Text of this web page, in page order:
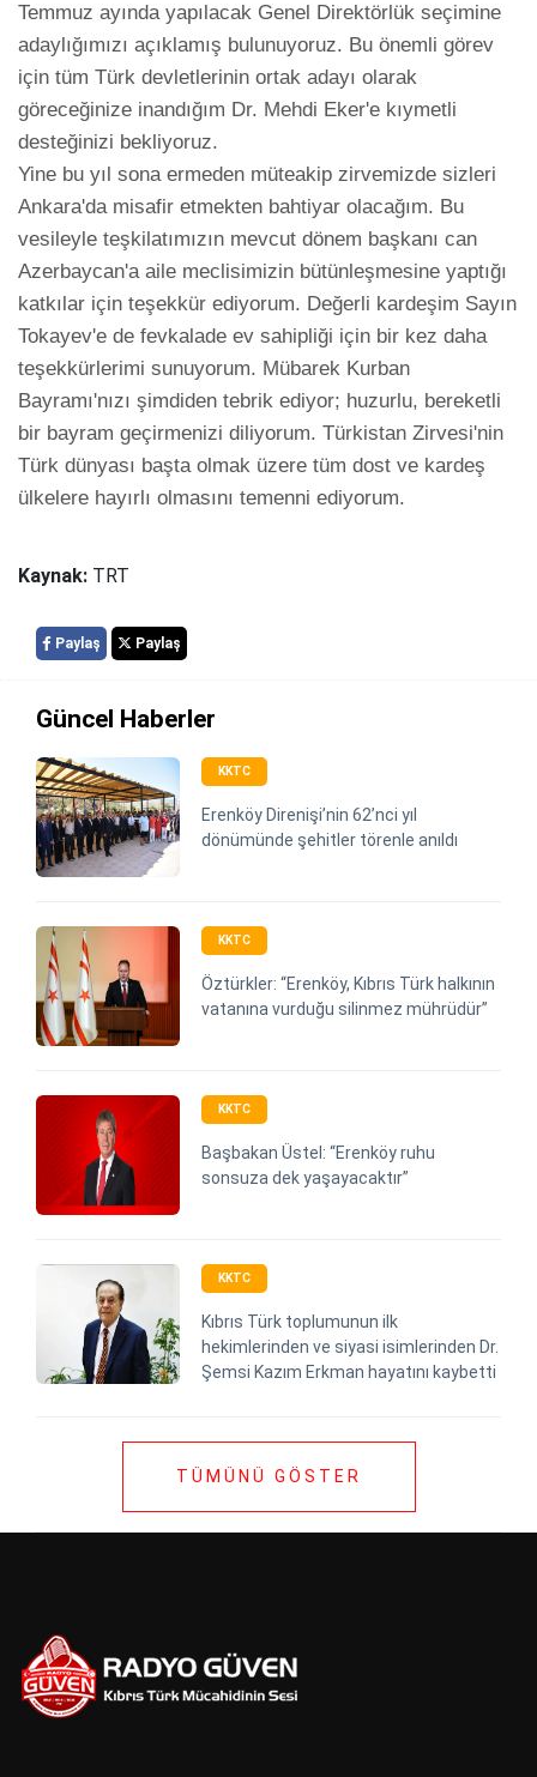
Temmuz ayında yapılacak Genel Direktörlük seçimine
adaylığımızı açıklamış bulunuyoruz. Bu önemli görev
için tüm Türk devletlerinin ortak adayı olarak
göreceğinize inandığım Dr. Mehdi Eker'e kıymetli
desteğinizi bekliyoruz.
Yine bu yıl sona ermeden müteakip zirvemizde sizleri
Ankara'da misafir etmekten bahtiyar olacağım. Bu
vesileyle teşkilatımızın mevcut dönem başkanı can
Azerbaycan'a aile meclisimizin bütünleşmesine yaptığı
katkılar için teşekkür ediyorum. Değerli kardeşim Sayın
Tokayev'e de fevkalade ev sahipliği için bir kez daha
teşekkürlerimi sunuyorum. Mübarek Kurban
Bayramı'nızı şimdiden tebrik ediyor; huzurlu, bereketli
bir bayram geçirmenizi diliyorum. Türkistan Zirvesi'nin
Türk dünyası başta olmak üzere tüm dost ve kardeş
Kaynak: TRT
Paylaş Paylaş
Güncel Haberler
KKTC
Erenköy Direnişi’nin 62’nci yıl
dönümünde şehitler törenle anıldı
KKTC
Öztürkler: “Erenköy, Kıbrıs Türk halkının
vatanına vurduğu silinmez mührüdür”
KKTC
Başbakan Üstel: “Erenköy ruhu
sonsuza dek yaşayacaktır”
KKTC
Kıbrıs Türk toplumunun ilk
hekimlerinden ve siyasi isimlerinden Dr.
Şemsi Kazım Erkman hayatını kaybetti
TÜMÜNÜ GÖSTER